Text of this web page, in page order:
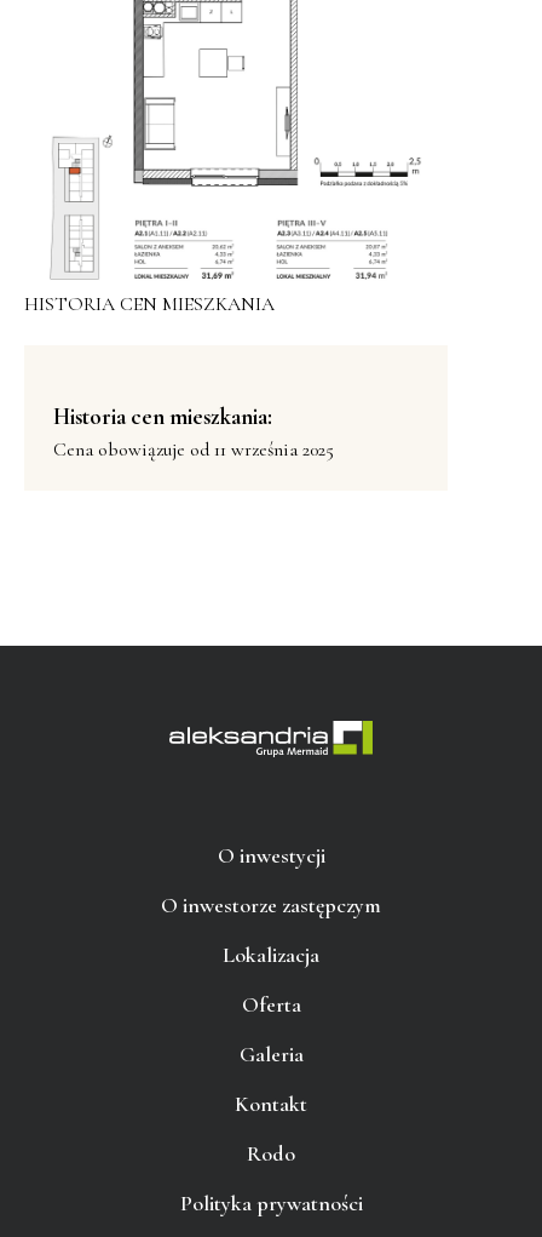
HISTORIA CEN MIESZKANIA
Historia cen mieszkania:
Cena obowiązuje od 11 września 2025
O inwestycji
O inwestorze zastępczym
Lokalizacja
Oferta
Galeria
Kontakt
Rodo
Polityka prywatności